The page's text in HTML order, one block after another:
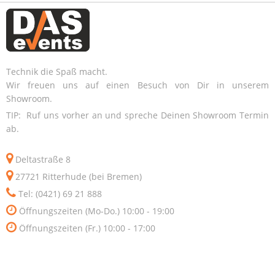
Technik die Spaß macht.
Wir freuen uns auf einen Besuch von Dir in unserem
Showroom.
TIP: Ruf uns vorher an und spreche Deinen Showroom Termin
ab.
Deltastraße 8
27721 Ritterhude (bei Bremen)
Tel: (0421) 69 21 888
Öffnungszeiten (Mo-Do.) 10:00 - 19:00
Öffnungszeiten (Fr.) 10:00 - 17:00